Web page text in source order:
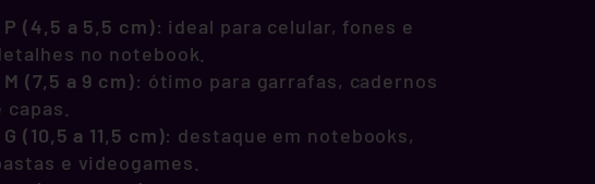
P (4,5 a 5,5 cm): ideal para celular, fones e
no notebook.
M (7,5 a 9 cm): ótimo para garrafas, cadernos
capas.
G (10,5 a 11,5 cm): destaque em notebooks,
e videogames.